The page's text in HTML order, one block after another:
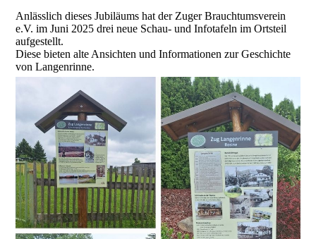
Anlässlich dieses Jubiläums hat der Zuger Brauchtumsverein
e.V. im Juni 2025 drei neue Schau- und Infotafeln im Ortsteil
aufgestellt.
Diese bieten alte Ansichten und Informationen zur Geschichte
von Langenrinne.